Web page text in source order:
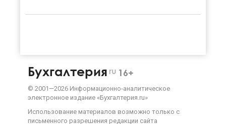
Бухгалтерия ru 16+
© 2001—2026 Информационно-аналитическое
электронное издание «Бухгалтерия.ru»
Использование материалов возможно только с
письменного разрешения редакции сайта